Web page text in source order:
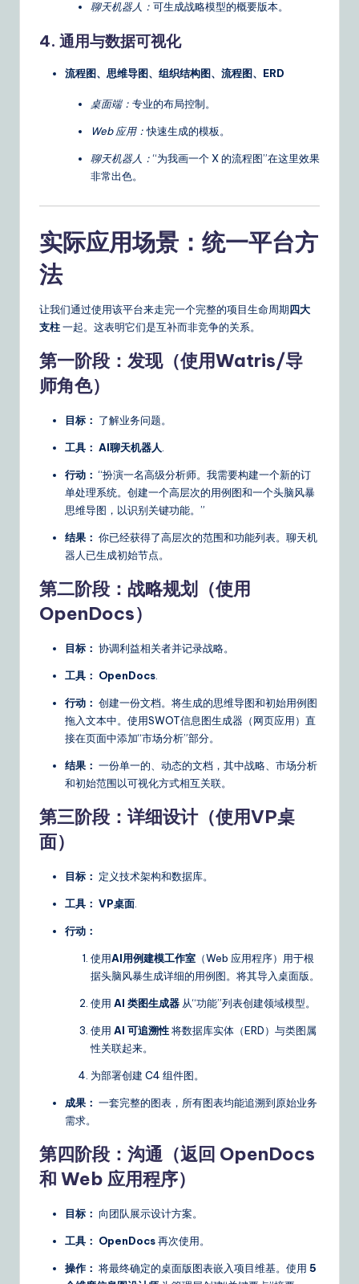
聊天机器人： 可生成战略模型的概要版本。
4. 通用与数据可视化
流程图、思维导图、组织结构图、流程图、ERD
桌面端： 专业的布局控制。
Web 应用：快速生成的模板。
聊天机器人：“为我画一个 X 的流程图”在这里效果
非常出色。
实际应用场景：统一平台方
法
让我们通过使用该平台来走完一个完整的项目生命周期四大
支柱一起。这表明它们是互补而非竞争的关系。
第一阶段：发现（使用Watris/导
师角色）
目标： 了解业务问题。
工具： AI聊天机器人
行动： “扮演一名高级分析师。我需要构建一个新的订
单处理系统。创建一个高层次的用例图和一个头脑风暴
思维导图，以识别关键功能。”
结果： 你已经获得了高层次的范围和功能列表。聊天机
器人已生成初始节点。
第二阶段：战略规划（使用
OpenDocs）
目标： 协调利益相关者并记录战略。
工具： OpenDocs
行动： 创建一份文档。将生成的思维导图和初始用例图
拖入文本中。使用SWOT信息图生成器（网页应用）直
接在页面中添加“市场分析”部分。
结果： 一份单一的、动态的文档，其中战略、市场分析
和初始范围以可视化方式相互关联。
第三阶段：详细设计（使用VP桌
面）
目标： 定义技术架构和数据库。
工具： VP桌面
行动：
使用AI用例建模工作室 （Web 应用程序）用于根
据头脑风暴生成详细的用例图。将其导入桌面版。
使用 AI 类图生成器 从“功能”列表创建领域模型。
使用 AI 可追溯性将数据库实体（ERD）与类图属
性关联起来。
为部署创建 C4 组件图。
成果： 一套完整的图表，所有图表均能追溯到原始业务
需求。
第四阶段：沟通（返回 OpenDocs
和 Web 应用程序）
目标： 向团队展示设计方案。
工具： OpenDocs再次使用。
操作： 将最终确定的桌面版图表嵌入项目维基。使用 5